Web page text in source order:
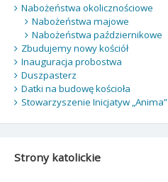
Nabożeństwa okolicznościowe
Nabożeństwa majowe
Nabożeństwa październikowe
Zbudujemy nowy kościół
Inauguracja probostwa
Duszpasterz
Datki na budowę kościoła
Stowarzyszenie Inicjatyw „Anima”
Strony katolickie